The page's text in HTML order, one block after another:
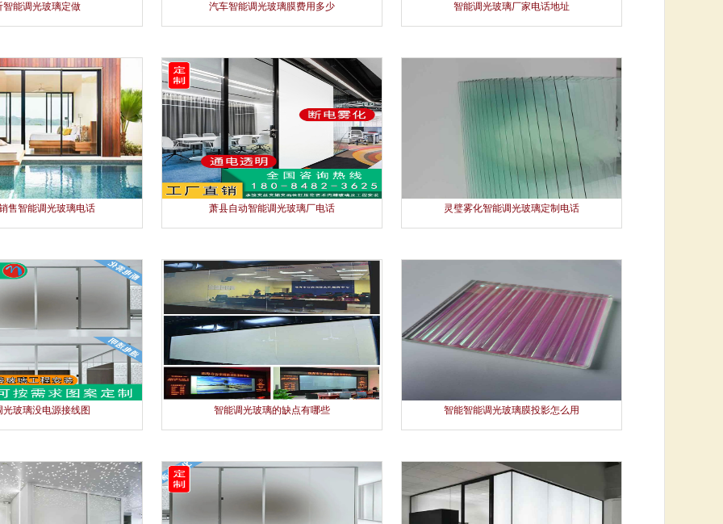
智能调光玻璃定做 汽车智能调光玻璃膜费用多少 智能调光玻璃厂家电话地址
售智能调光玻璃电话 萧县自动智能调光玻璃厂电话 灵璧雾化智能调光玻璃定制电话
光玻璃没电源接线图 智能调光玻璃的缺点有哪些 智能智能调光玻璃膜投影怎么用